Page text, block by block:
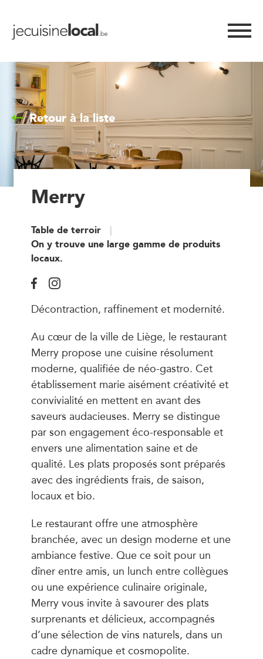
Retour à la liste
Merry
Table de terroir
On y trouve une large gamme de produits
locaux.
Décontraction, raffinement et modernité.
Au cœur de la ville de Liège, le restaurant
Merry propose une cuisine résolument
moderne, qualifiée de néo-gastro. Cet
établissement marie aisément créativité et
convivialité en mettent en avant des
saveurs audacieuses. Merry se distingue
par son engagement éco-responsable et
envers une alimentation saine et de
qualité. Les plats proposés sont préparés
avec des ingrédients frais, de saison,
locaux et bio.
Le restaurant offre une atmosphère
branchée, avec un design moderne et une
ambiance festive. Que ce soit pour un
dîner entre amis, un lunch entre collègues
ou une expérience culinaire originale,
Merry vous invite à savourer des plats
surprenants et délicieux, accompagnés
d’une sélection de vins naturels, dans un
cadre dynamique et cosmopolite.